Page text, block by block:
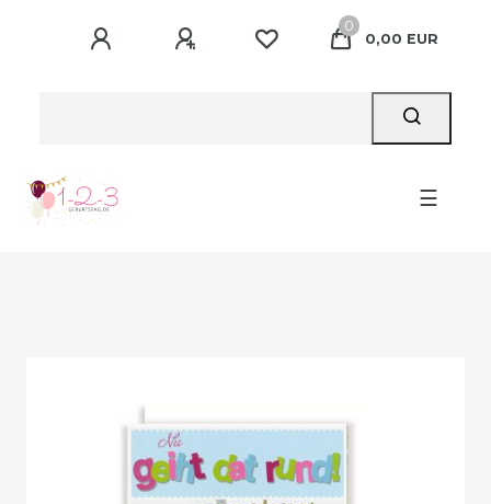
0
0,00 EUR
☰